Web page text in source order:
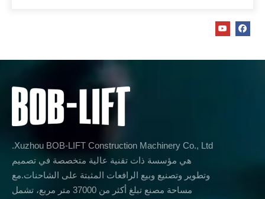
Xuzhou BOB-LIFT Construction Machinery Co., Ltd.
هي مؤسسة ذات تقنية عالية متخصصة في تصميم
وتطوير وتصنيع وبيع الرافعات المثبتة على الشاحنات.مع
مساحة مصنع تبلغ أكثر من 37000 متر مربع، تشمل